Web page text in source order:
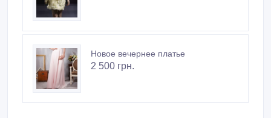
Новое вечернее платье
2 500 грн.